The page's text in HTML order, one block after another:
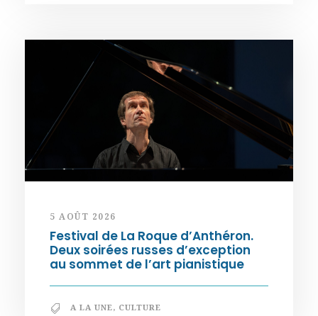
5 AOÛT 2026
Festival de La Roque d’Anthéron.
Deux soirées russes d’exception
au sommet de l’art pianistique
A LA UNE, CULTURE